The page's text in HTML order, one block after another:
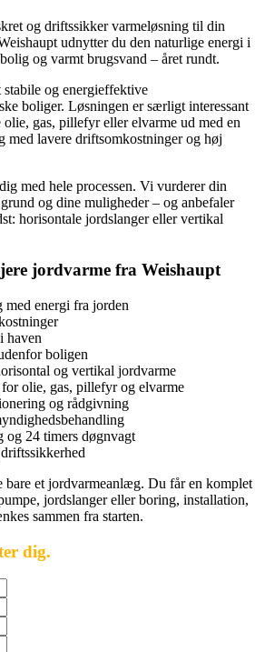
og driftssikker varmeløsning til din
udnytter du den naturlige energi i
og varmt brugsvand – året rundt.
stabile og energieffektive
boliger. Løsningen er særligt interessant
gas, pillefyr eller elvarme ud med en
med lavere driftsomkostninger og høj
med hele processen. Vi vurderer din
og dine muligheder – og anbefaler
horisontale jordslanger eller vertikal
jordvarme fra Weishaupt
energi fra jorden
haven
boligen
og vertikal jordvarme
olie, gas, pillefyr og elvarme
og rådgivning
og 24 timers døgnvagt
bare et jordvarmeanlæg. Du får en komplet
jordslanger eller boring, installation,
sammen fra starten.
dig.